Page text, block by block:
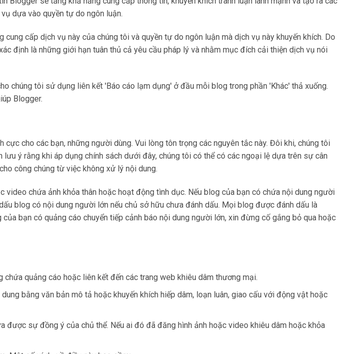
dựa vào quyền tự do ngôn luận.
cấp dịch vụ này của chúng tôi và quyền tự do ngôn luận mà dịch vụ này khuyến khích. Do
định là những giới hạn tuân thủ cả yêu cầu pháp lý và nhằm mục đích cải thiện dịch vụ nói
chúng tôi sử dụng liên kết 'Báo cáo lạm dụng' ở đầu mỗi blog trong phần 'Khác' thả xuống.
Blogger.
cho các bạn, những người dùng. Vui lòng tôn trọng các nguyên tắc này. Đôi khi, chúng tôi
ý rằng khi áp dụng chính sách dưới đây, chúng tôi có thể có các ngoại lệ dựa trên sự cân
công chúng từ việc không xử lý nội dung.
chứa ảnh khỏa thân hoặc hoạt động tình dục. Nếu blog của bạn có chứa nội dung người
blog có nội dung người lớn nếu chủ sở hữu chưa đánh dấu. Mọi blog được đánh dấu là
bạn có quảng cáo chuyển tiếp cảnh báo nội dung người lớn, xin đừng cố gắng bỏ qua hoặc
quảng cáo hoặc liên kết đến các trang web khiêu dâm thương mại.
bằng văn bản mô tả hoặc khuyến khích hiếp dâm, loạn luân, giao cấu với động vật hoặc
sự đồng ý của chủ thể. Nếu ai đó đã đăng hình ảnh hoặc video khiêu dâm hoặc khỏa